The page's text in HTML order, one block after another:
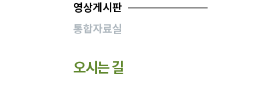
영상게시판
통합자료실
오시는 길